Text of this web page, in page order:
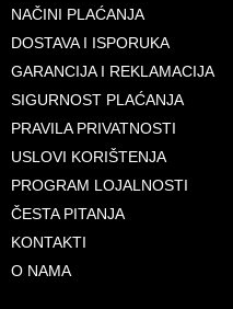
NAČINI PLAĆANJA
DOSTAVA I ISPORUKA
GARANCIJA I REKLAMACIJA
SIGURNOST PLAĆANJA
PRAVILA PRIVATNOSTI
USLOVI KORIŠTENJA
PROGRAM LOJALNOSTI
ČESTA PITANJA
KONTAKTI
O NAMA